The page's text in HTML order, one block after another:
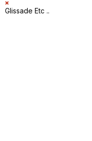
Glissade Etc ..